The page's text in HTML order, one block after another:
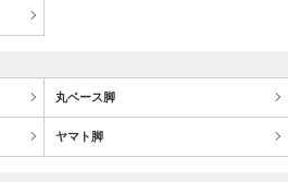
丸ベース脚
ヤマト脚